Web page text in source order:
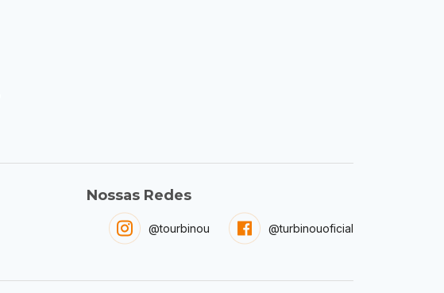
Nossas Redes
@tourbinou @turbinouoficial